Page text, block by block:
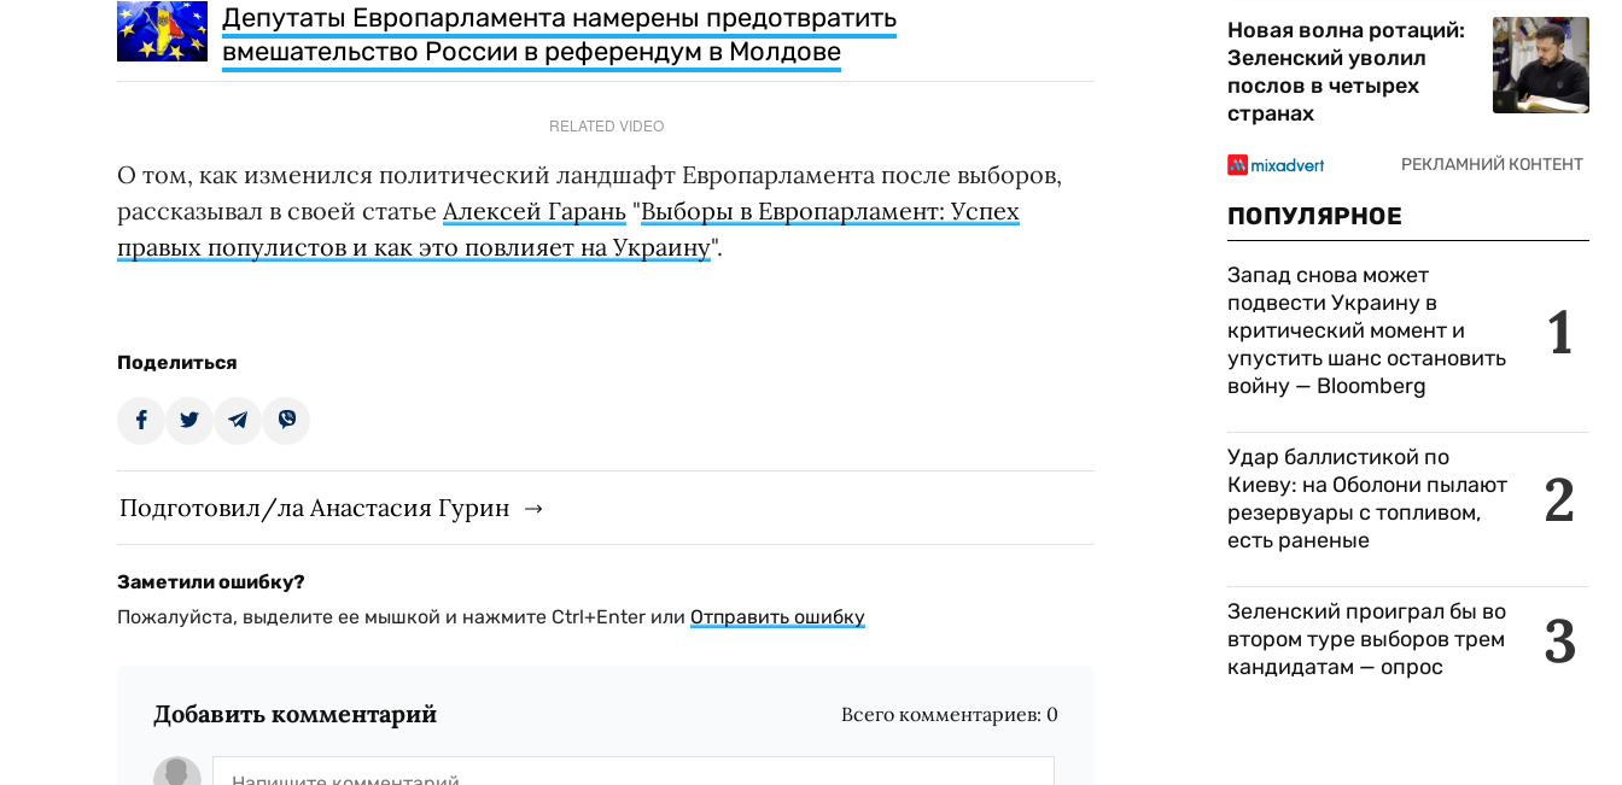
Депутаты Европарламента намерены предотвратить
вмешательство России в референдум в Молдове
RELATED VIDEO
О том, как изменился политический ландшафт Европарламента после выборов,
рассказывал в своей статье Алексей Гарань "Выборы в Европарламент: Успех
правых популистов и как это повлияет на Украину".
Поделиться
Подготовил/ла Анастасия Гурин
Заметили ошибку?
Пожалуйста, выделите ее мышкой и нажмите Ctrl+Enter или Отправить ошибку
Добавить комментарий Всего комментариев: 0
Новая волна ротаций:
Зеленский уволил
послов в четырех
странах
ПОПУЛЯРНОЕ
1
Запад снова может
подвести Украину в
критический момент и
упустить шанс остановить
войну — Bloomberg
2
Удар баллистикой по
Киеву: на Оболони пылают
резервуары с топливом,
есть раненые
3
Зеленский проиграл бы во
втором туре выборов трем
кандидатам — опрос